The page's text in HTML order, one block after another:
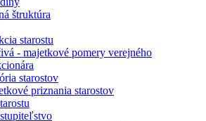
štruktúra
starostu
- majetkové pomery verejného
starostov
priznania starostov